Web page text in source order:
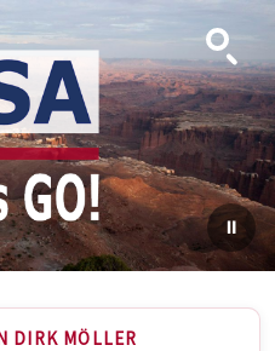
Suche
DIRK MÖLLER